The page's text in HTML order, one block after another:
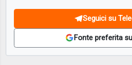
Seguici su
Fonte preferita